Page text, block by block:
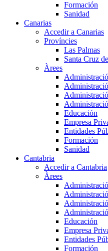
Formación
Sanidad
Canarias
Accedir a Canarias
Províncies
Las Palmas
Santa Cruz
Àrees
Educación
Empresa
Entidades
Formación
Sanidad
Cantabria
Accedir a Cantabria
Àrees
Educación
Empresa
Entidades
Formación